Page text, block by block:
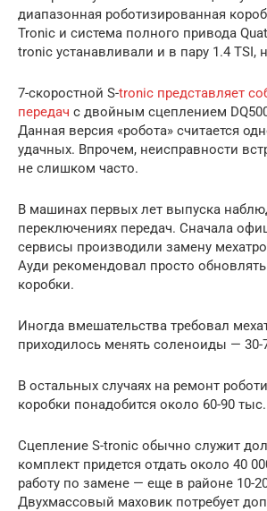
диапазонная роботизированная
Tronic и система полного привода
tronic устанавливали и в пару 1.4 TSI,
7-скоростной S-tronic представляет
передач с двойным сцеплением
Данная версия «робота» считается
удачных. Впрочем, неисправности
не слишком часто.
В машинах первых лет выпуска
переключениях передач. Сначала
сервисы производили замену
Ауди рекомендовал просто
коробки.
Иногда вмешательства требовал
приходилось менять соленоиды — 30-
В остальных случаях на ремонт
коробки понадобится около 60-90
Сцепление S-tronic обычно служит
комплект придется отдать около 40
работу по замене — еще в районе 10-
Двухмассовый маховик потребует